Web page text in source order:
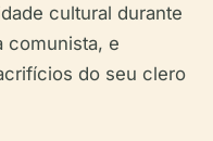
cultural durante
comunista, e
do seu clero